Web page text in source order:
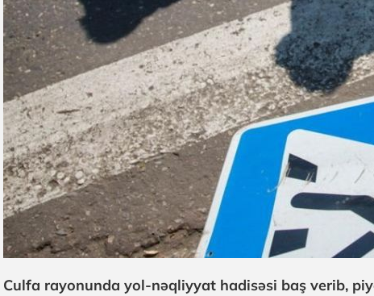
Culfa rayonunda yol-nəqliyyat hadisəsi baş verib,